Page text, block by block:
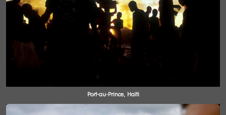
Port-au-Prince, Haïti